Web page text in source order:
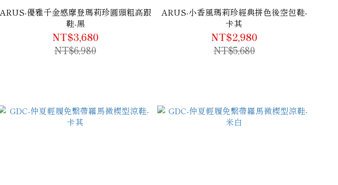
ARUS-優雅千金感摩登瑪莉珍圓頭粗高跟
鞋-黑
NT$3,680
NT$6,980
ARUS-小香風瑪莉珍經典拼色後空包鞋-
卡其
NT$2,980
NT$5,680